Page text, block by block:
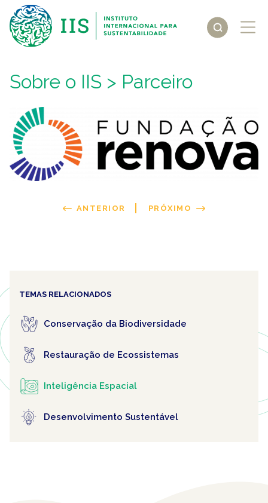
Sobre o IIS > Parceiro
ANTERIOR PRÓXIMO
TEMAS RELACIONADOS
Conservação da Biodiversidade
Restauração de Ecossistemas
Inteligência Espacial
Desenvolvimento Sustentável